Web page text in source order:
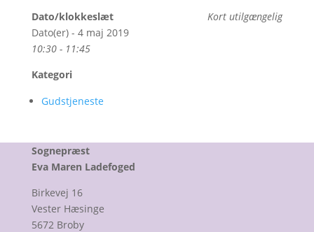
Kort utilgængelig
Dato/klokkeslæt
Dato(er) - 4 maj 2019
10:30 - 11:45
Kategori
Gudstjeneste
Sognepræst
Eva Maren Ladefoged
Birkevej 16
Vester Hæsinge
5672 Broby